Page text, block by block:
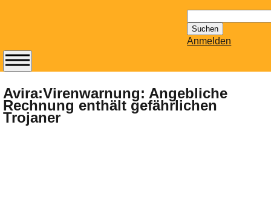
nach:
Anmelden
Avira:Virenwarnung: Angebliche
Rechnung enthält gefährlichen
Trojaner
Abonnieren Sie den
14-tägig
erscheinenden
Newsletter von